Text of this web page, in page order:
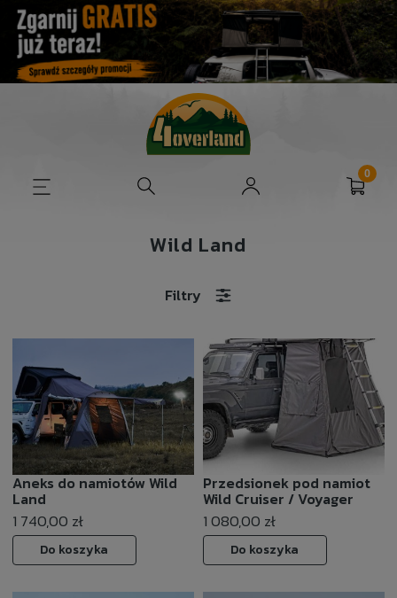
Wild Land
Filtry
Aneks do namiotów Wild
Land
1 740,00 zł
Do koszyka
Przedsionek pod namiot
Wild Cruiser / Voyager
1 080,00 zł
Do koszyka